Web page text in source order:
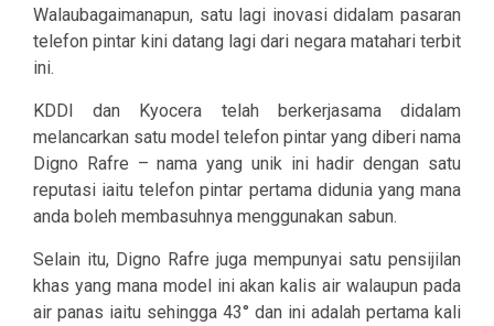
Walaubagaimanapun, satu lagi inovasi didalam pasaran
telefon pintar kini datang lagi dari negara matahari terbit
ini.
KDDI dan Kyocera telah berkerjasama didalam
melancarkan satu model telefon pintar yang diberi nama
Digno Rafre – nama yang unik ini hadir dengan satu
reputasi iaitu telefon pintar pertama didunia yang mana
anda boleh membasuhnya menggunakan sabun.
Selain itu, Digno Rafre juga mempunyai satu pensijilan
khas yang mana model ini akan kalis air walaupun pada
air panas iaitu sehingga 43° dan ini adalah pertama kali